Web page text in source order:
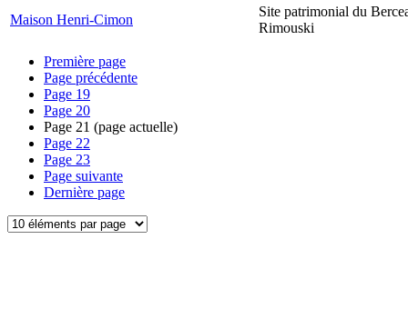
Maison Henri-Cimon
Site patrimonial du
Rimouski
Première page
Page précédente
Page 19
Page 20
Page 21 (page actuelle)
Page 22
Page 23
Page suivante
Dernière page